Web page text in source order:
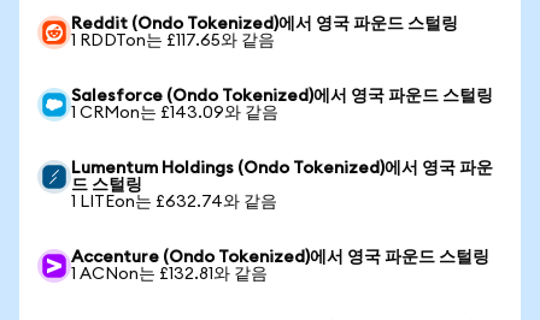
Reddit (Ondo Tokenized)에서 영국 파운드 스털링
1 RDDTon는 £117.65와 같음
Salesforce (Ondo Tokenized)에서 영국 파운드 스털링
1 CRMon는 £143.09와 같음
Lumentum Holdings (Ondo Tokenized)에서 영국 파운
드 스털링
1 LITEon는 £632.74와 같음
Accenture (Ondo Tokenized)에서 영국 파운드 스털링
1 ACNon는 £132.81와 같음